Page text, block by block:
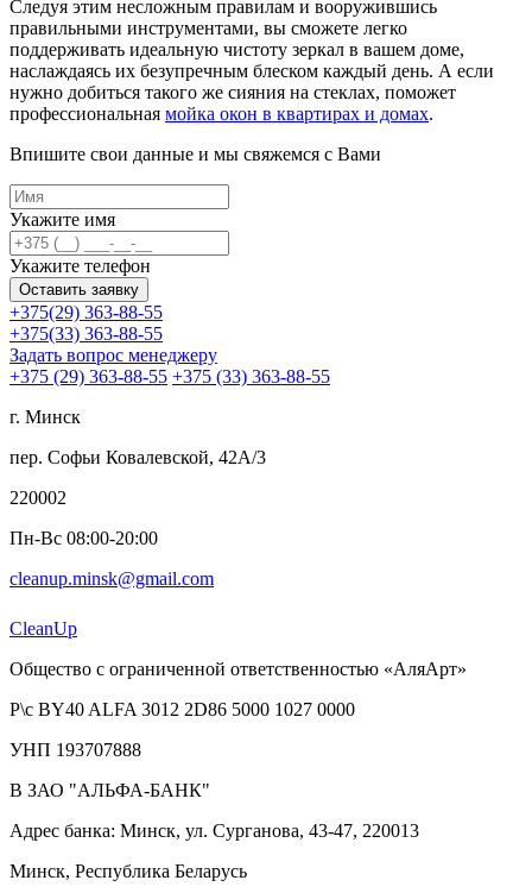
Следуя этим несложным правилам и вооружившись
правильными инструментами, вы сможете легко
поддерживать идеальную чистоту зеркал в вашем доме,
наслаждаясь их безупречным блеском каждый день. А если
нужно добиться такого же сияния на стеклах, поможет
профессиональная мойка окон в квартирах и домах.
Впишите свои данные и мы свяжемся с Вами
Укажите имя
Укажите телефон
Оставить заявку
+375(29) 363-88-55
+375(33) 363-88-55
Задать вопрос менеджеру
+375 (29) 363-88-55 +375 (33) 363-88-55
г. Минск
пер. Софьи Ковалевской, 42А/3
220002
Пн-Вс 08:00-20:00
cleanup.minsk@gmail.com
CleanUp
Общество с ограниченной ответственностью «АляАрт»
Р\с BY40 ALFA 3012 2D86 5000 1027 0000
УНП 193707888
В ЗАО "АЛЬФА-БАНК"
Адрес банка: Минск, ул. Сурганова, 43-47, 220013
Минск, Республика Беларусь